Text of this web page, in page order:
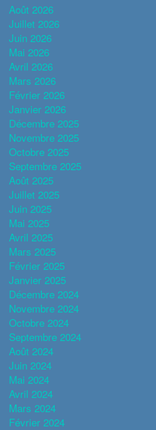
Août 2026
Juillet 2026
Juin 2026
Mai 2026
Avril 2026
Mars 2026
Février 2026
Janvier 2026
Décembre 2025
Novembre 2025
Octobre 2025
Septembre 2025
Août 2025
Juillet 2025
Juin 2025
Mai 2025
Avril 2025
Mars 2025
Février 2025
Janvier 2025
Décembre 2024
Novembre 2024
Octobre 2024
Septembre 2024
Août 2024
Juin 2024
Mai 2024
Avril 2024
Mars 2024
Février 2024